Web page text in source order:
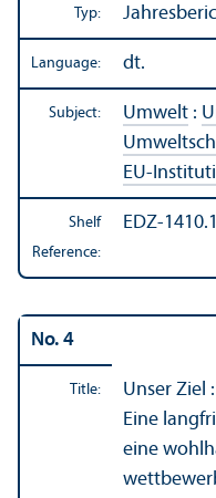
Typ:
Language: dt.
Subject: Umwelt :
EU-
Shelf
Reference:
EDZ-
No. 4
Title:
Unser Ziel
Eine
eine